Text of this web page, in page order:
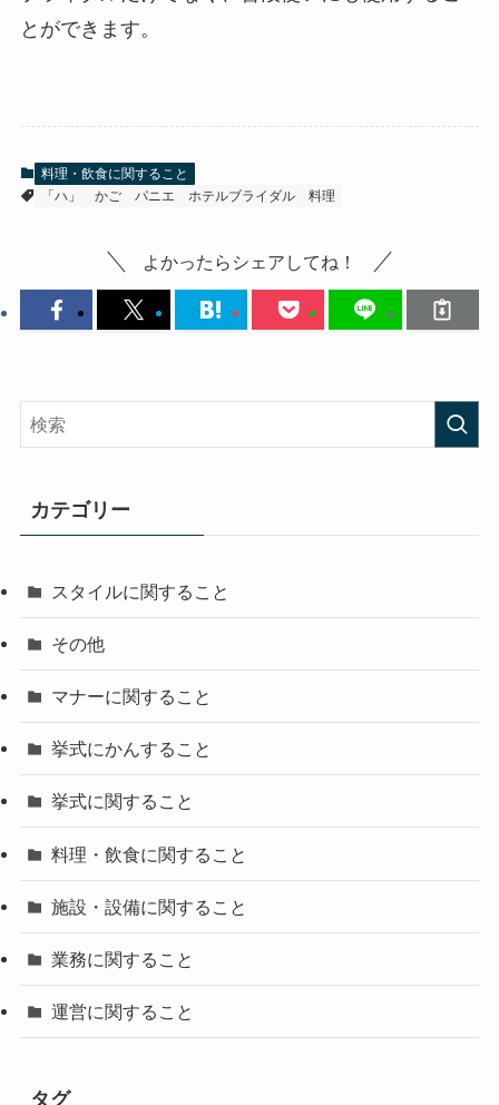
とができます。
料理・飲食に関すること
「ハ」
かご パニエ ホテルブライダル 料理
よかったらシェアしてね！
カテゴリー
スタイルに関すること
その他
マナーに関すること
挙式にかんすること
挙式に関すること
料理・飲食に関すること
施設・設備に関すること
業務に関すること
運営に関すること
タグ